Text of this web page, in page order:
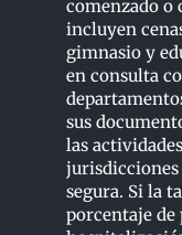
comenzado o
incluyen
gimnasio y
en consulta
sus
las
jurisdicciones
segura. Si la
porcentaje de